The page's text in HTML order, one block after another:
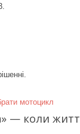
мотоцикл
— коли